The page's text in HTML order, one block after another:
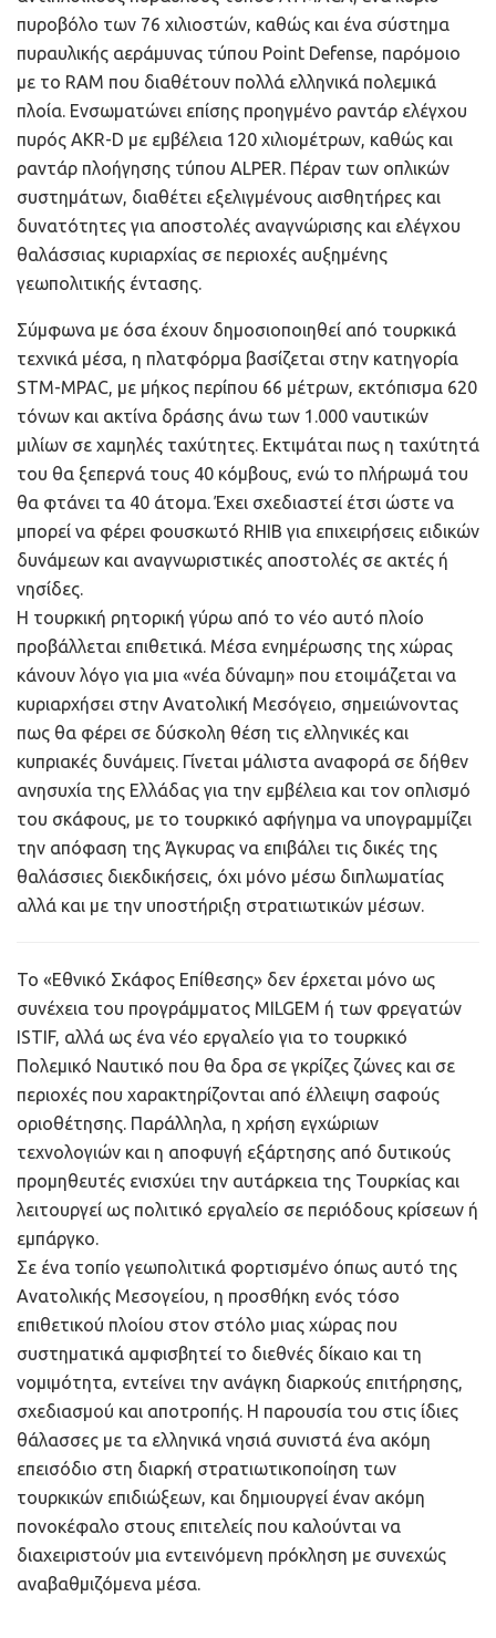
πυροβόλο των 76 χιλιοστών, καθώς και ένα σύστημα
πυραυλικής αεράμυνας τύπου Point Defense, παρόμοιο
με το RAM που διαθέτουν πολλά ελληνικά πολεμικά
πλοία. Ενσωματώνει επίσης προηγμένο ραντάρ ελέγχου
πυρός AKR-D με εμβέλεια 120 χιλιομέτρων, καθώς και
ραντάρ πλοήγησης τύπου ALPER. Πέραν των οπλικών
συστημάτων, διαθέτει εξελιγμένους αισθητήρες και
δυνατότητες για αποστολές αναγνώρισης και ελέγχου
θαλάσσιας κυριαρχίας σε περιοχές αυξημένης
γεωπολιτικής έντασης.
Σύμφωνα με όσα έχουν δημοσιοποιηθεί από τουρκικά
τεχνικά μέσα, η πλατφόρμα βασίζεται στην κατηγορία
STM-MPAC, με μήκος περίπου 66 μέτρων, εκτόπισμα 620
τόνων και ακτίνα δράσης άνω των 1.000 ναυτικών
μιλίων σε χαμηλές ταχύτητες. Εκτιμάται πως η ταχύτητά
του θα ξεπερνά τους 40 κόμβους, ενώ το πλήρωμά του
θα φτάνει τα 40 άτομα. Έχει σχεδιαστεί έτσι ώστε να
μπορεί να φέρει φουσκωτό RHIB για επιχειρήσεις ειδικών
δυνάμεων και αναγνωριστικές αποστολές σε ακτές ή
νησίδες.
Η τουρκική ρητορική γύρω από το νέο αυτό πλοίο
προβάλλεται επιθετικά. Μέσα ενημέρωσης της χώρας
κάνουν λόγο για μια «νέα δύναμη» που ετοιμάζεται να
κυριαρχήσει στην Ανατολική Μεσόγειο, σημειώνοντας
πως θα φέρει σε δύσκολη θέση τις ελληνικές και
κυπριακές δυνάμεις. Γίνεται μάλιστα αναφορά σε δήθεν
ανησυχία της Ελλάδας για την εμβέλεια και τον οπλισμό
του σκάφους, με το τουρκικό αφήγημα να υπογραμμίζει
την απόφαση της Άγκυρας να επιβάλει τις δικές της
θαλάσσιες διεκδικήσεις, όχι μόνο μέσω διπλωματίας
αλλά και με την υποστήριξη στρατιωτικών μέσων.
Το «Εθνικό Σκάφος Επίθεσης» δεν έρχεται μόνο ως
συνέχεια του προγράμματος MILGEM ή των φρεγατών
ISTIF, αλλά ως ένα νέο εργαλείο για το τουρκικό
Πολεμικό Ναυτικό που θα δρα σε γκρίζες ζώνες και σε
περιοχές που χαρακτηρίζονται από έλλειψη σαφούς
οριοθέτησης. Παράλληλα, η χρήση εγχώριων
τεχνολογιών και η αποφυγή εξάρτησης από δυτικούς
προμηθευτές ενισχύει την αυτάρκεια της Τουρκίας και
λειτουργεί ως πολιτικό εργαλείο σε περιόδους κρίσεων ή
εμπάργκο.
Σε ένα τοπίο γεωπολιτικά φορτισμένο όπως αυτό της
Ανατολικής Μεσογείου, η προσθήκη ενός τόσο
επιθετικού πλοίου στον στόλο μιας χώρας που
συστηματικά αμφισβητεί το διεθνές δίκαιο και τη
νομιμότητα, εντείνει την ανάγκη διαρκούς επιτήρησης,
σχεδιασμού και αποτροπής. Η παρουσία του στις ίδιες
θάλασσες με τα ελληνικά νησιά συνιστά ένα ακόμη
επεισόδιο στη διαρκή στρατιωτικοποίηση των
τουρκικών επιδιώξεων, και δημιουργεί έναν ακόμη
πονοκέφαλο στους επιτελείς που καλούνται να
διαχειριστούν μια εντεινόμενη πρόκληση με συνεχώς
αναβαθμιζόμενα μέσα.